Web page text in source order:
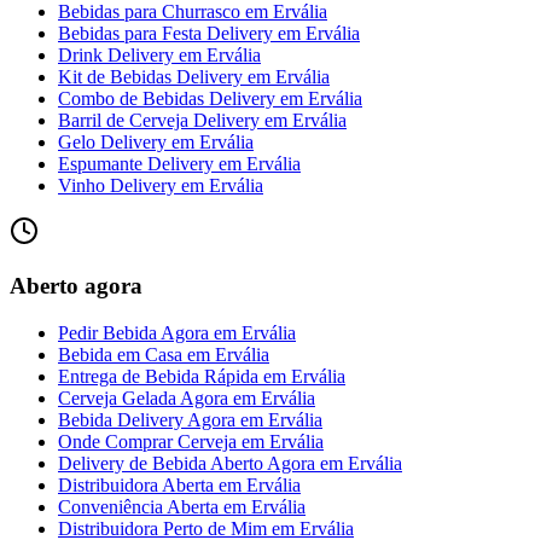
Bebidas para Churrasco em Ervália
Bebidas para Festa Delivery em Ervália
Drink Delivery em Ervália
Kit de Bebidas Delivery em Ervália
Combo de Bebidas Delivery em Ervália
Barril de Cerveja Delivery em Ervália
Gelo Delivery em Ervália
Espumante Delivery em Ervália
Vinho Delivery em Ervália
Aberto agora
Pedir Bebida Agora em Ervália
Bebida em Casa em Ervália
Entrega de Bebida Rápida em Ervália
Cerveja Gelada Agora em Ervália
Bebida Delivery Agora em Ervália
Onde Comprar Cerveja em Ervália
Delivery de Bebida Aberto Agora em Ervália
Distribuidora Aberta em Ervália
Conveniência Aberta em Ervália
Distribuidora Perto de Mim em Ervália